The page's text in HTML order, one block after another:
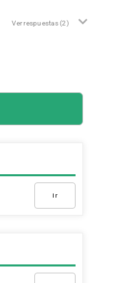
Ver respuestas(2)
Ir